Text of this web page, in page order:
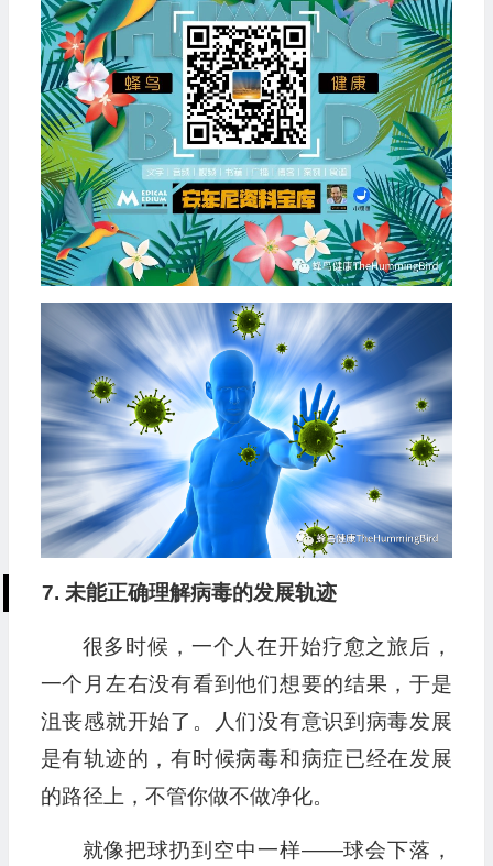
7. 未能正确理解病毒的发展轨迹
很多时候，一个人在开始疗愈之旅后，
一个月左右没有看到他们想要的结果，于是
沮丧感就开始了。人们没有意识到病毒发展
是有轨迹的，有时候病毒和病症已经在发展
的路径上，不管你做不做净化。
就像把球扔到空中一样——球会下落，